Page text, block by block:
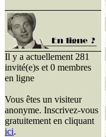
Il y a actuellement 281
invité(e)s et 0 membres
en ligne
Vous êtes un visiteur
anonyme. Inscrivez-vous
gratuitement en cliquant
ici.